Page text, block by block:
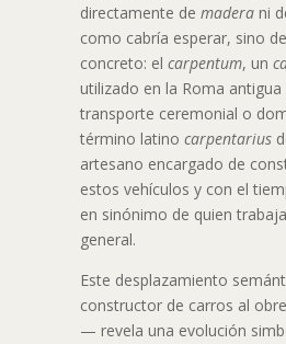
directamente de maderani
como cabría esperar, sino
concreto: el carpentum, un
utilizado en la Roma antigua
transporte ceremonial o
término latino carpentarius
artesano encargado de
estos vehículos y con el
en sinónimo de quien
general.
Este desplazamiento
constructor de carros al
— revela una evolución